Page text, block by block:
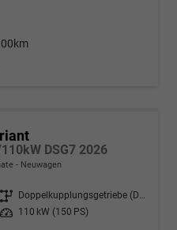
DSG7 2026
Neuwagen
Getriebe
Doppelkupplungsgetriebe (DSG)
Leistung 110 kW (150 PS)